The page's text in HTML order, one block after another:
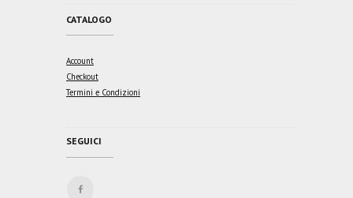
CATALOGO
Account
Checkout
Termini e Condizioni
SEGUICI